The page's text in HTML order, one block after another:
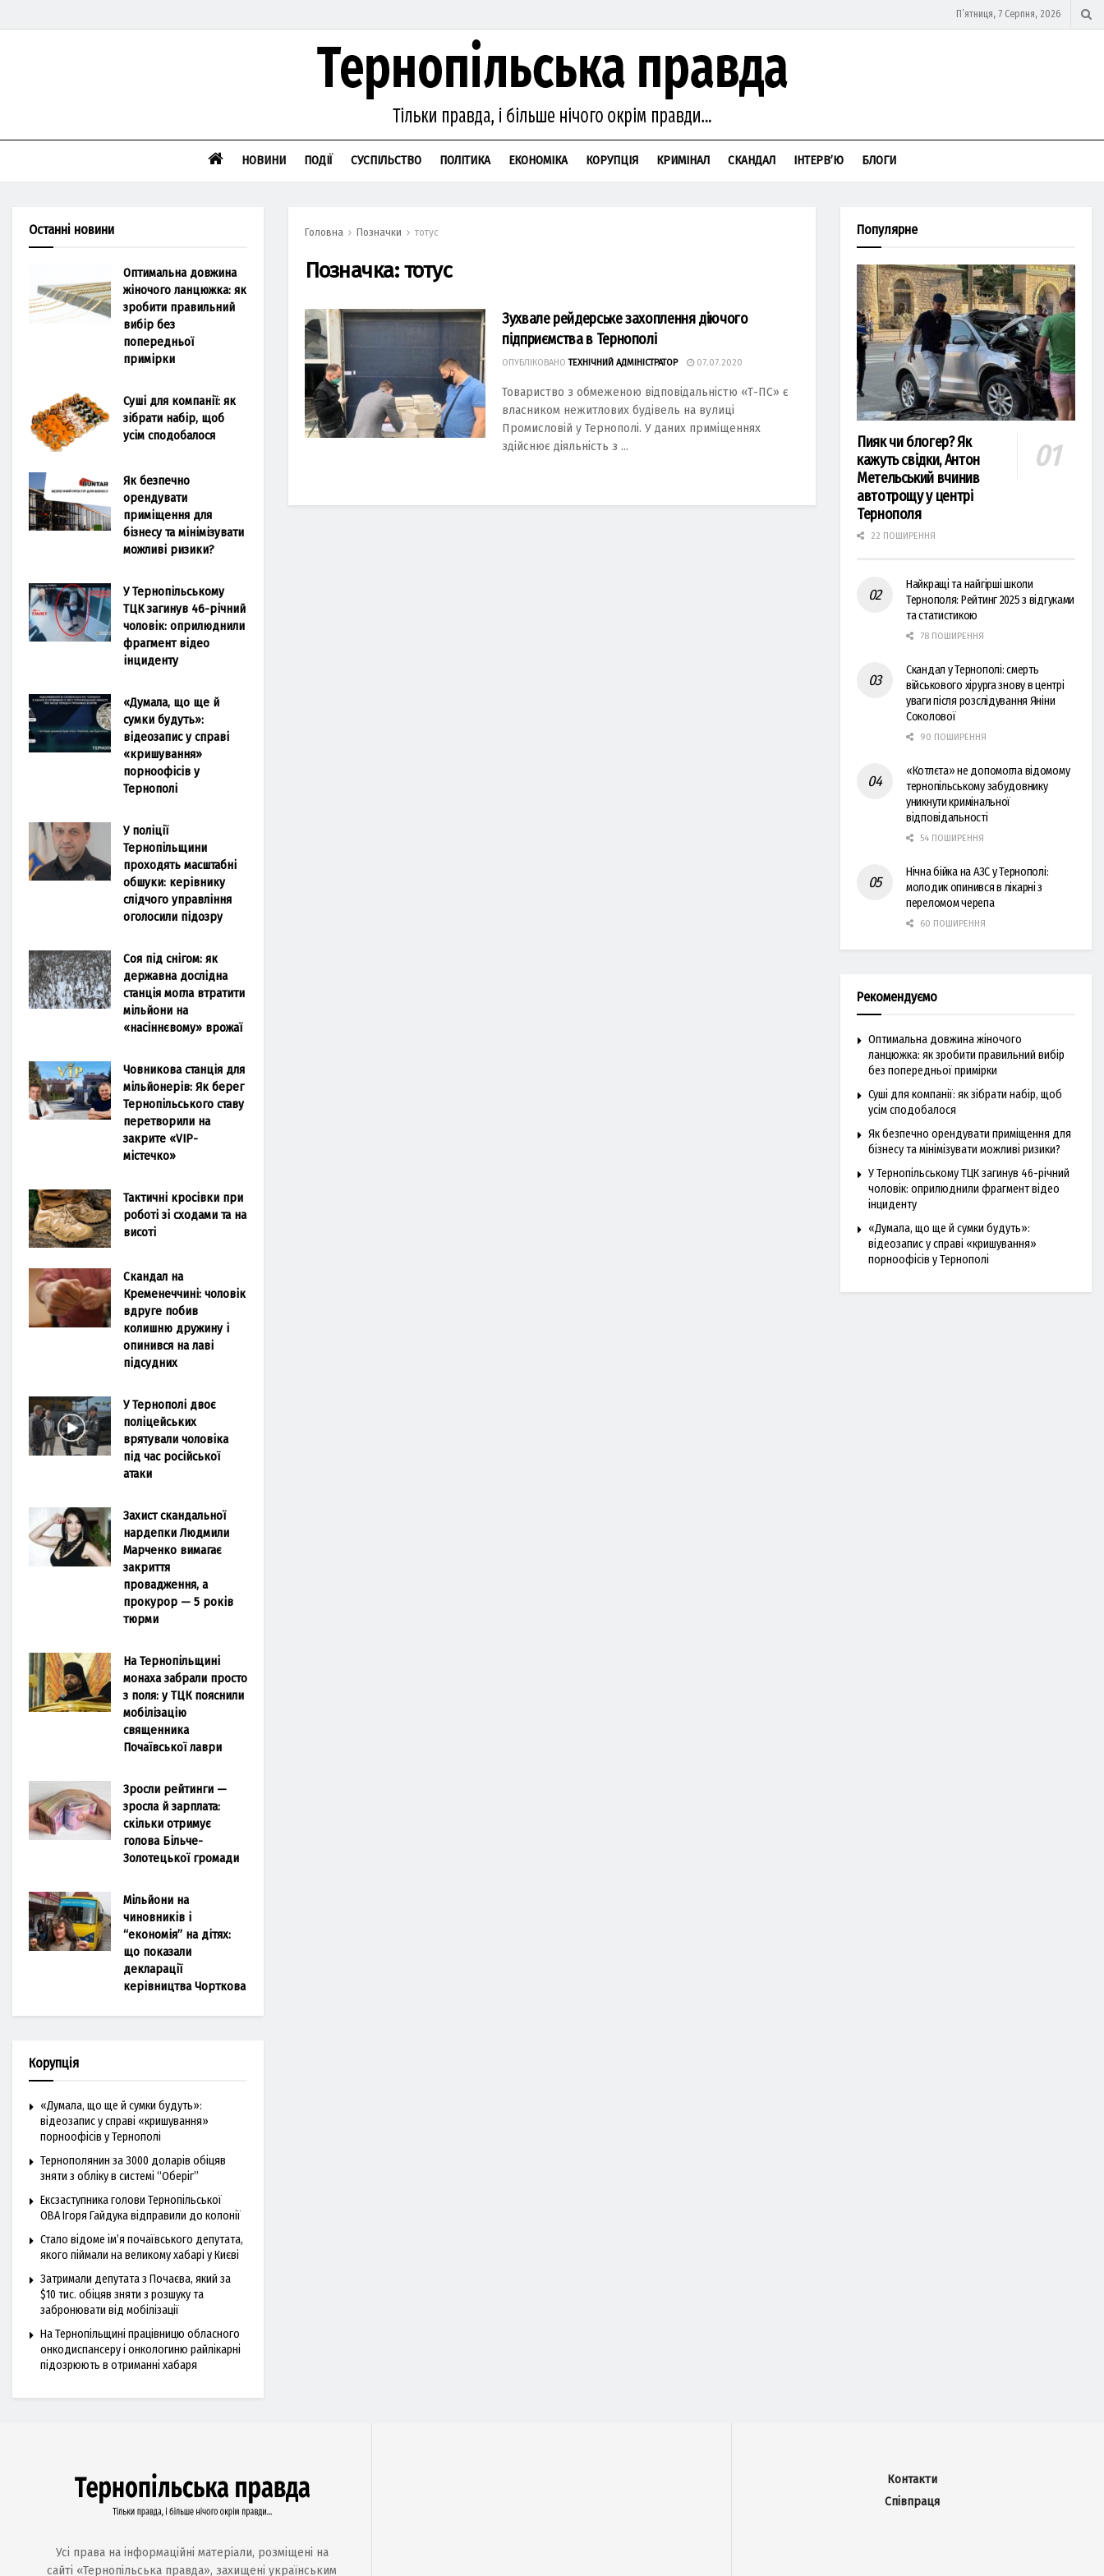
П’ятниця, 7 Серпня, 2026
НОВИНИ ПОДІЇ СУСПІЛЬСТВО ПОЛІТИКА ЕКОНОМІКА КОРУПЦІЯ КРИМІНАЛ СКАНДАЛ ІНТЕРВ’Ю БЛОГИ
Головна Позначки тотус
Позначка:тотус
Зухвале рейдерське захоплення діючого
підприємства в Тернополі
ОПУБЛІКОВАНО ТЕХНІЧНИЙ АДМІНІСТРАТОР 07.07.2020
Товариство з обмеженою відповідальністю «Т-ПС» є
власником нежитлових будівель на вулиці
Промисловій у Тернополі. У даних приміщеннях
здійснює діяльність з ...
Останні новини
Оптимальна довжина
жіночого ланцюжка: як
зробити правильний
вибір без
попередньої
примірки
Суші для компанії: як
зібрати набір, щоб
усім сподобалося
Як безпечно
орендувати
приміщення для
бізнесу та мінімізувати
можливі ризики?
У Тернопільському
ТЦК загинув 46-річний
чоловік: оприлюднили
фрагмент відео
інциденту
«Думала, що ще й
сумки будуть»:
відеозапис у справі
«кришування»
порноофісів у
Тернополі
У поліції
Тернопільщини
проходять масштабні
обшуки: керівнику
слідчого управління
оголосили підозру
Соя під снігом: як
державна дослідна
станція могла втратити
мільйони на
«насіннєвому» врожаї
Човникова станція для
мільйонерів: Як берег
Тернопільського ставу
перетворили на
закрите «VIP-
містечко»
Тактичні кросівки при
роботі зі сходами та на
висоті
Скандал на
Кременеччині: чоловік
вдруге побив
колишню дружину і
опинився на лаві
підсудних
У Тернополі двоє
поліцейських
врятували чоловіка
під час російської
атаки
Захист скандальної
нардепки Людмили
Марченко вимагає
закриття
провадження, а
прокурор — 5 років
тюрми
На Тернопільщині
монаха забрали просто
з поля: у ТЦК пояснили
мобілізацію
священника
Почаївської лаври
Зросли рейтинги —
зросла й зарплата:
скільки отримує
голова Більче-
Золотецької громади
Мільйони на
чиновників і
“економія” на дітях:
що показали
декларації
керівництва Чорткова
Корупція
«Думала, що ще й сумки будуть»:
відеозапис у справі «кришування»
порноофісів у Тернополі
Тернополянин за 3000 доларів обіцяв
зняти з обліку в системі “Оберіг”
Ексзаступника голови Тернопільської
ОВА Ігоря Гайдука відправили до колонії
Стало відоме ім’я почаївського депутата,
якого піймали на великому хабарі у Києві
Затримали депутата з Почаєва, який за
$10 тис. обіцяв зняти з розшуку та
забронювати від мобілізації
На Тернопільщині працівницю обласного
онкодиспансеру і онкологиню райлікарні
підозрюють в отриманні хабаря
Популярне
Пияк чи блогер? Як
кажуть свідки, Антон
Метельський вчинив
автотрощу у центрі
Тернополя
22 ПОШИРЕННЯ
Найкращі та найгірші школи
Тернополя: Рейтинг 2025 з відгуками
та статистикою
78 ПОШИРЕННЯ
Скандал у Тернополі: смерть
військового хірурга знову в центрі
уваги після розслідування Яніни
Соколової
90 ПОШИРЕННЯ
«Котлєта» не допомогла відомому
тернопільському забудовнику
уникнути кримінальної
відповідальності
54 ПОШИРЕННЯ
Нічна бійка на АЗС у Тернополі:
молодик опинився в лікарні з
переломом черепа
60 ПОШИРЕННЯ
Рекомендуємо
Оптимальна довжина жіночого
ланцюжка: як зробити правильний вибір
без попередньої примірки
Суші для компанії: як зібрати набір, щоб
усім сподобалося
Як безпечно орендувати приміщення для
бізнесу та мінімізувати можливі ризики?
У Тернопільському ТЦК загинув 46-річний
чоловік: оприлюднили фрагмент відео
інциденту
«Думала, що ще й сумки будуть»:
відеозапис у справі «кришування»
порноофісів у Тернополі
Усі права на інформаційні матеріали, розміщені на
сайті «Тернопільська правда», захищені українським
Контакти
Співпраця